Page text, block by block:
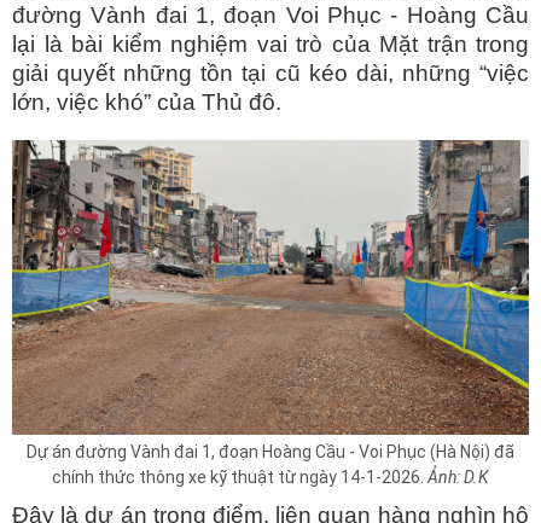
đường Vành đai 1, đoạn Voi Phục - Hoàng Cầu
lại là bài kiểm nghiệm vai trò của Mặt trận trong
giải quyết những tồn tại cũ kéo dài, những “việc
lớn, việc khó” của Thủ đô.
Dự án đường Vành đai 1, đoạn Hoàng Cầu - Voi Phục (Hà Nội) đã
chính thức thông xe kỹ thuật từ ngày 14-1-2026. Ảnh: D.K
Đây là dự án trọng điểm, liên quan hàng nghìn hộ